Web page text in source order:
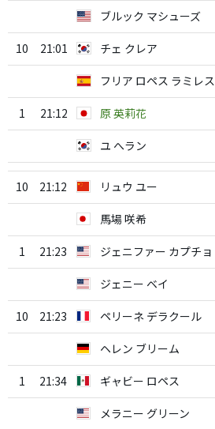
ブルック マシューズ
10 21:01 チェ クレア
フリア ロペス ラミレス
1 21:12 原 英莉花
ユ へラン
10 21:12 リュウ ユー
馬場 咲希
1 21:23 ジェニファー カプチョ
ジェニー ベイ
10 21:23 ペリーネ デラクール
ヘレン ブリーム
1 21:34 ギャビー ロペス
メラニー グリーン